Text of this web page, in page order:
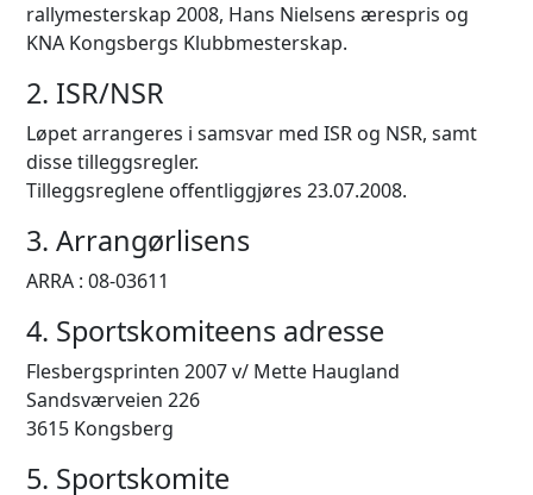
rallymesterskap 2008, Hans Nielsens ærespris og
KNA Kongsbergs Klubbmesterskap.
2. ISR/NSR
Løpet arrangeres i samsvar med ISR og NSR, samt
disse tilleggsregler.
Tilleggsreglene offentliggjøres 23.07.2008.
3. Arrangørlisens
ARRA : 08-03611
4. Sportskomiteens adresse
Flesbergsprinten 2007 v/ Mette Haugland
Sandsværveien 226
3615 Kongsberg
5. Sportskomite